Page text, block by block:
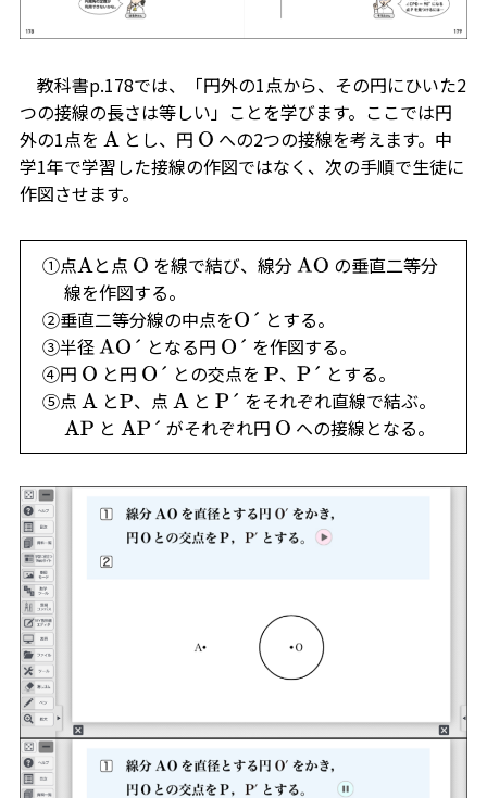
教科書p.178では、「円外の1点から、その円にひいた2
つの接線の長さは等しい」ことを学びます。ここでは円
外の1点を A とし、円 O への2つの接線を考えます。中
学1年で学習した接線の作図ではなく、次の手順で生徒に
作図させます。
点
A と点
O を線で結び、線分
AO
の垂直二等分
線を作図する。
垂直二等分線の中点を
O´
とする。
半径AO´ となる円
O´
を作図する。
円
O と円
O´ との交点を
P 、
P´
とする。
点
A と
P 、点
A と
P´
をそれぞれ直線で結ぶ。
と
AP´ がそれぞれ円
O への接線となる。